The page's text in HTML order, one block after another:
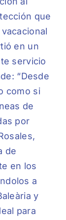
que
en un
servicio
“Desde
como si
de
por
de
en los
a
y
para